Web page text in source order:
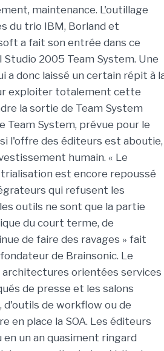
maintenance. L'outillage
du trio IBM, Borland et
a fait son entrée dans ce
2005 Team System. Une
a donc laissé un certain répit à
exploiter totalement cette
la sortie de Team System
Team System, prévue pour le
l'offre des éditeurs est aboutie,
humain. « Le
est encore repoussé
qui refusent les
outils ne sont que la partie
du court terme, de
de faire des ravages » fait
de Brainsonic. Le
architectures orientées services
de presse et les salons
d'outils de workflow ou de
en place la SOA. Les éditeurs
un an quasiment ringard